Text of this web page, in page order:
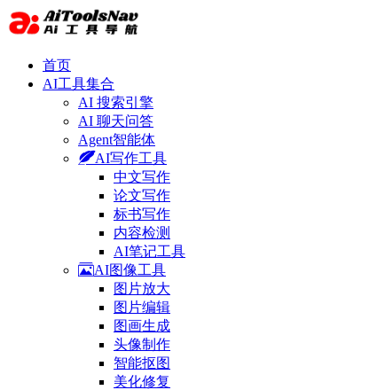
首页
AI工具集合
AI 搜索引擎
AI 聊天问答
Agent智能体
AI写作工具
中文写作
论文写作
标书写作
内容检测
AI笔记工具
AI图像工具
图片放大
图片编辑
图画生成
头像制作
智能抠图
美化修复